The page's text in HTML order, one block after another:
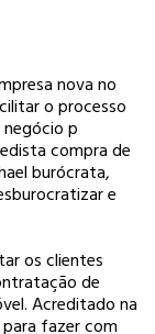
nova no
o processo
p
compra de
burócrata,
e
os clientes
de
Acreditado na